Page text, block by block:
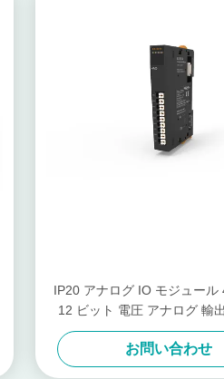
IP20 アナログ IO モジュール
12 ビット 電圧 アナログ 輸
お問い合わせ